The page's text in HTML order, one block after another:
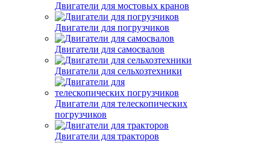
Двигатели для мостовых кранов
Двигатели для погрузчиков
Двигатели для самосвалов
Двигатели для сельхозтехники
Двигатели для телескопических
погрузчиков
Двигатели для тракторов